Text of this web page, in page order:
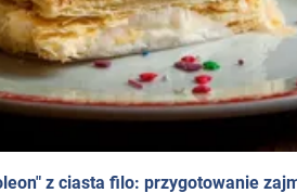
z ciasta filo: przygotowanie